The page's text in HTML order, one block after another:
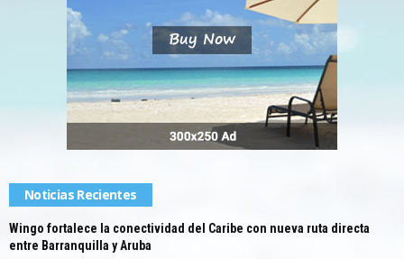
Noticias Recientes
Wingo fortalece la conectividad del Caribe con nueva ruta directa
entre Barranquilla y Aruba